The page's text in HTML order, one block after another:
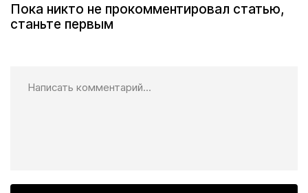
Пока никто не прокомментировал статью,
станьте первым